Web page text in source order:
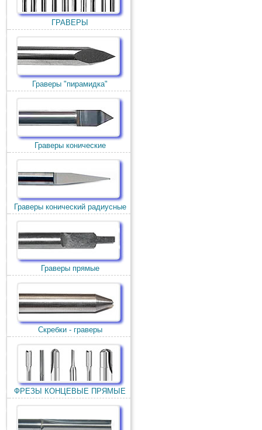
ГРАВЕРЫ
Граверы "пирамидка"
Граверы конические
Граверы конический радиусные
Граверы прямые
Скребки - граверы
ФРЕЗЫ КОНЦЕВЫЕ ПРЯМЫЕ